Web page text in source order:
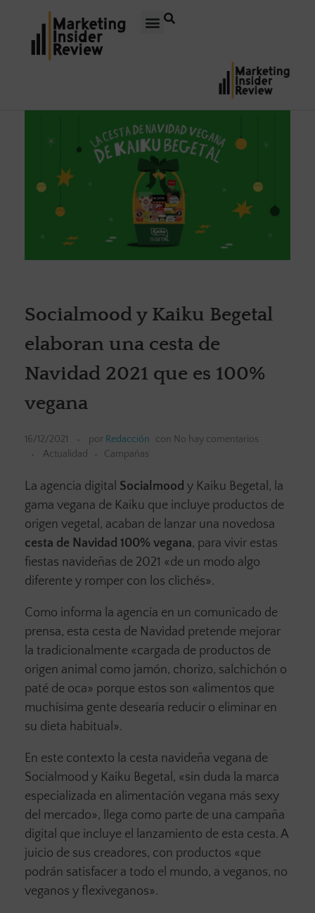
Socialmood y Kaiku Begetal
elaboran una cesta de
Navidad 2021 que es 100%
vegana
16/12/2021 por Redacción con No hay comentarios
Actualidad
Campañas
La agencia digital Socialmood y Kaiku Begetal, la
gama vegana de Kaiku que incluye productos de
origen vegetal, acaban de lanzar una novedosa
cesta de Navidad 100% vegana, para vivir estas
fiestas navideñas de 2021 «de un modo algo
diferente y romper con los clichés».
Como informa la agencia en un comunicado de
prensa, esta cesta de Navidad pretende mejorar
la tradicionalmente «cargada de productos de
origen animal como jamón, chorizo, salchichón o
paté de oca» porque estos son «alimentos que
muchísima gente desearía reducir o eliminar en
su dieta habitual».
En este contexto la cesta navideña vegana de
Socialmood y Kaiku Begetal, «sin duda la marca
especializada en alimentación vegana más sexy
del mercado», llega como parte de una campaña
digital que incluye el lanzamiento de esta cesta. A
juicio de sus creadores, con productos «que
podrán satisfacer a todo el mundo, a veganos, no
veganos y flexiveganos».